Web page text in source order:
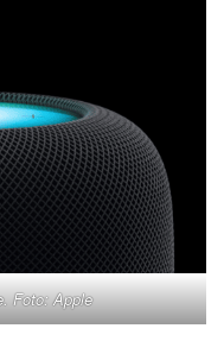
Foto: Apple